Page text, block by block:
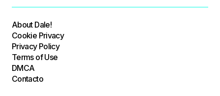
About Dale!
Cookie Privacy
Privacy Policy
Terms of Use
DMCA
Contacto